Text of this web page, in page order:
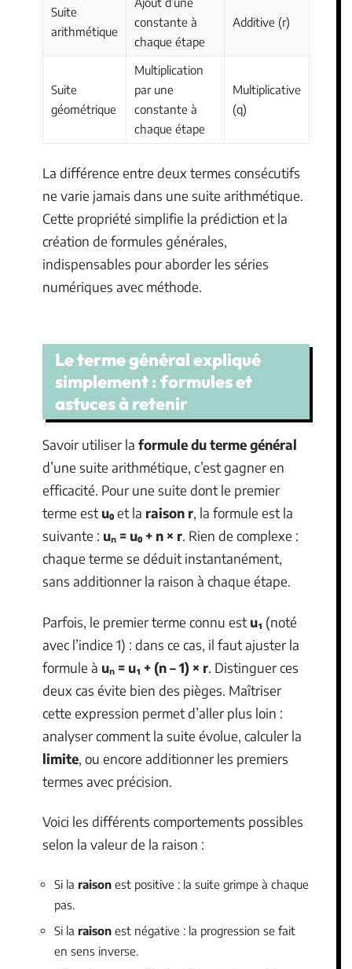
Suite
arithmétique
constante à
chaque étape
Additive (r)
Suite
géométrique
Multiplication
par une
constante à
chaque étape
Multiplicative
(q)
La différence entre deux termes consécutifs
ne varie jamais dans une suite arithmétique.
Cette propriété simplifie la prédiction et la
création de formules générales,
indispensables pour aborder les séries
numériques avec méthode.
Le terme général expliqué
simplement : formules et
astuces à retenir
Savoir utiliser la formule du terme général
d’une suite arithmétique, c’est gagner en
efficacité. Pour une suite dont le premier
terme est u₀et la raison r, la formule est la
suivante : uₙ = u₀ + n × r. Rien de complexe :
chaque terme se déduit instantanément,
sans additionner la raison à chaque étape.
Parfois, le premier terme connu est u₁ (noté
avec l’indice 1) : dans ce cas, il faut ajuster la
formule à uₙ = u₁ + (n – 1) × r. Distinguer ces
deux cas évite bien des pièges. Maîtriser
cette expression permet d’aller plus loin :
analyser comment la suite évolue, calculer la
limite, ou encore additionner les premiers
termes avec précision.
Voici les différents comportements possibles
selon la valeur de la raison :
Si la raison est positive : la suite grimpe à chaque
pas.
Si la raison est négative : la progression se fait
en sens inverse.